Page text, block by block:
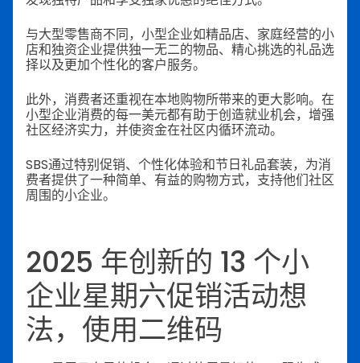
与大型零售商不同，小型企业如精品店、家庭经营的小
店和独资企业提供独一无二的物品、精心挑选的礼品选
择以及更加个性化的客户服务。
此外，消费者还重视在本地购物所带来的更大影响。在
小型企业消费的每一美元都有助于创造就业机会，增强
社区经济实力，并使资金在社区内循环流动。
SBS通过特别促销、个性化体验和节日礼品套装，为消
费者提供了一种简单、有益的购物方式，支持他们社区
周围的小企业。
2025 年创新的 13 个小
企业星期六促销活动想
法，使用二维码